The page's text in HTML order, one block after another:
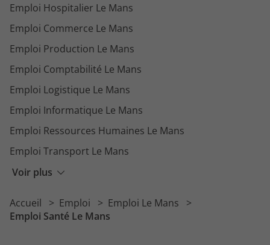
Voir plus
Emploi Hospitalier Le Mans
Emploi Commerce Le Mans
Emploi Production Le Mans
Emploi Comptabilité Le Mans
Emploi Logistique Le Mans
Emploi Informatique Le Mans
Emploi Ressources Humaines Le Mans
Emploi Transport Le Mans
Emploi Vente Le Mans
Emploi Enseignement Le Mans
Accueil Emploi
Emploi Le Mans
Emploi Santé Le Mans